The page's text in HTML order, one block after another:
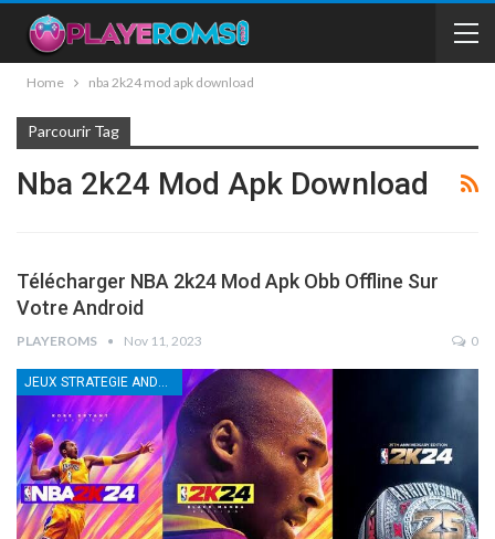
Home nba 2k24 mod apk download
Parcourir Tag
Nba 2k24 Mod Apk Download
Télécharger NBA 2k24 Mod Apk Obb Offline Sur
Votre Android
PLAYEROMS Nov 11, 2023 0
JEUX STRATEGIE ANDROID